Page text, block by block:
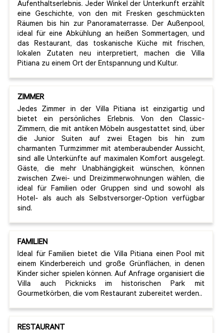
Aufenthaltserlebnis. Jeder Winkel der Unterkunft erzählt
eine Geschichte, von den mit Fresken geschmückten
Räumen bis hin zur Panoramaterrasse. Der Außenpool,
ideal für eine Abkühlung an heißen Sommertagen, und
das Restaurant, das toskanische Küche mit frischen,
lokalen Zutaten neu interpretiert, machen die Villa
Pitiana zu einem Ort der Entspannung und Kultur.
ZIMMER
Jedes Zimmer in der Villa Pitiana ist einzigartig und
bietet ein persönliches Erlebnis. Von den Classic-
Zimmern, die mit antiken Möbeln ausgestattet sind, über
die Junior Suiten auf zwei Etagen bis hin zum
charmanten Turmzimmer mit atemberaubender Aussicht,
sind alle Unterkünfte auf maximalen Komfort ausgelegt.
Gäste, die mehr Unabhängigkeit wünschen, können
zwischen Zwei- und Dreizimmerwohnungen wählen, die
ideal für Familien oder Gruppen sind und sowohl als
Hotel- als auch als Selbstversorger-Option verfügbar
sind.
FAMILIEN
Ideal für Familien bietet die Villa Pitiana einen Pool mit
einem Kinderbereich und große Grünflächen, in denen
Kinder sicher spielen können. Auf Anfrage organisiert die
Villa auch Picknicks im historischen Park mit
Gourmetkörben, die vom Restaurant zubereitet werden..
RESTAURANT